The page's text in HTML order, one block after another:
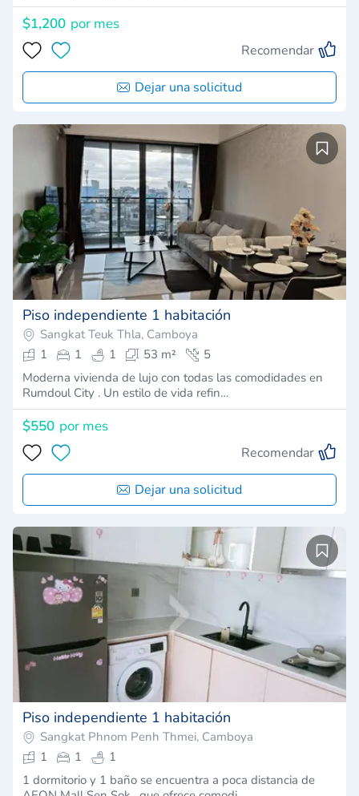
$1,200 por mes
Recomendar
Dejar una solicitud
Piso independiente 1 habitación
Sangkat Teuk Thla, Camboya
1
1 1 53 m²
5
Moderna vivienda de lujo con todas las comodidades en
Rumdoul City . Un estilo de vida refin…
$550 por mes
Recomendar
Dejar una solicitud
Piso independiente 1 habitación
Sangkat Phnom Penh Thmei, Camboya
1
1
1
1 dormitorio y 1 baño se encuentra a poca distancia de